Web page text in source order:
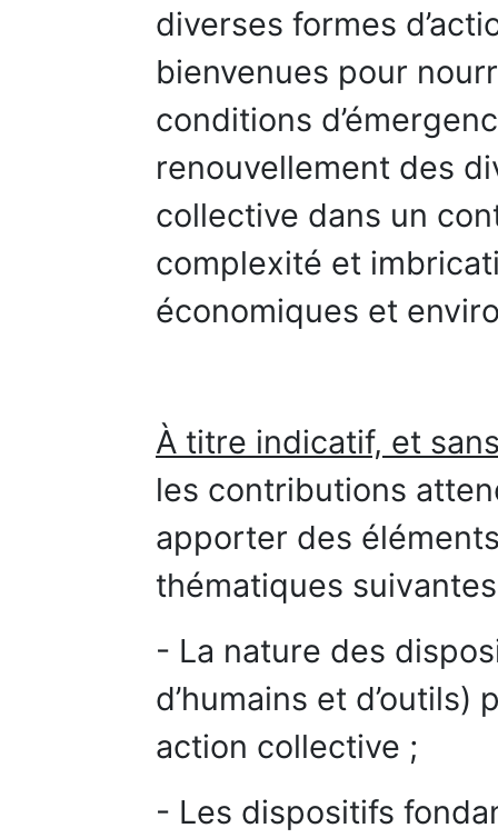
diverses formes
bienvenues pour
conditions
renouvellement des
collective dans un
complexité et
économiques et
À titre indicatif, et
les contributions
apporter des
thématiques
- La nature des
d’humains et d’outils)
action collective ;
- Les dispositifs